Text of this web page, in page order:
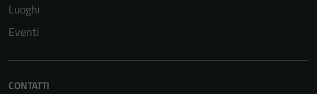
Luoghi
Eventi
CONTATTI